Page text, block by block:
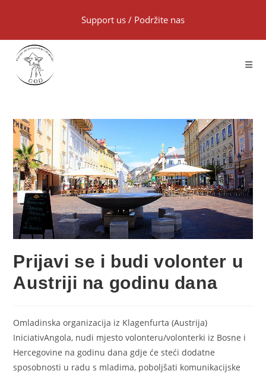
Support us / Podržite nas
Prijavi se i budi volonter u
Austriji na godinu dana
Omladinska organizacija iz Klagenfurta (Austrija)
IniciativAngola, nudi mjesto volonteru/volonterki iz Bosne i
Hercegovine na godinu dana gdje će steći dodatne
sposobnosti u radu s mladima, poboljšati komunikacijske